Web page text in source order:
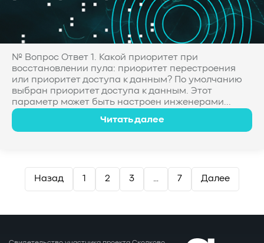
№ Вопрос Ответ 1. Какой приоритет при
восстановлении пула: приоритет перестроения
или приоритет доступа к данным? По умолчанию
выбран приоритет доступа к данным. Этот
параметр может быть настроен инженерами...
Читать далее
записейНазад 1 2 3 … 7 Далее